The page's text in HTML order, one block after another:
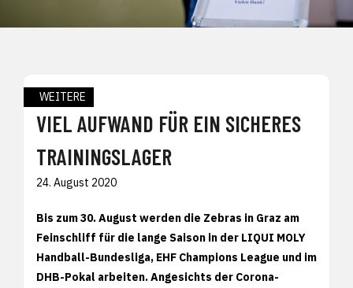
WEITERE
VIEL AUFWAND FÜR EIN SICHERES
TRAININGSLAGER
24. August 2020
Bis zum 30. August werden die Zebras in Graz am
Feinschliff für die lange Saison in der LIQUI MOLY
Handball-Bundesliga, EHF Champions League und im
DHB-Pokal arbeiten. Angesichts der Corona-